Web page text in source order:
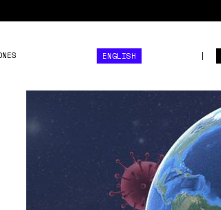
ENGLISH
mundo.jpg